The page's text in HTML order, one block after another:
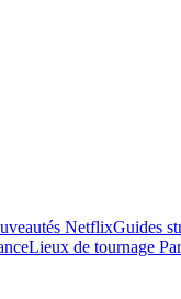
NetflixGuides
Lieux de tournage